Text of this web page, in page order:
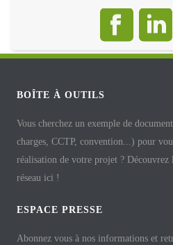
BOÎTE À OUTILS
Vous cherchez un exemple de
charges, CCTP, convention...) pour
réalisation de votre projet ? Découvrez
réseau ici !
ESPACE PRESSE
Abonnez vous à nos informations et